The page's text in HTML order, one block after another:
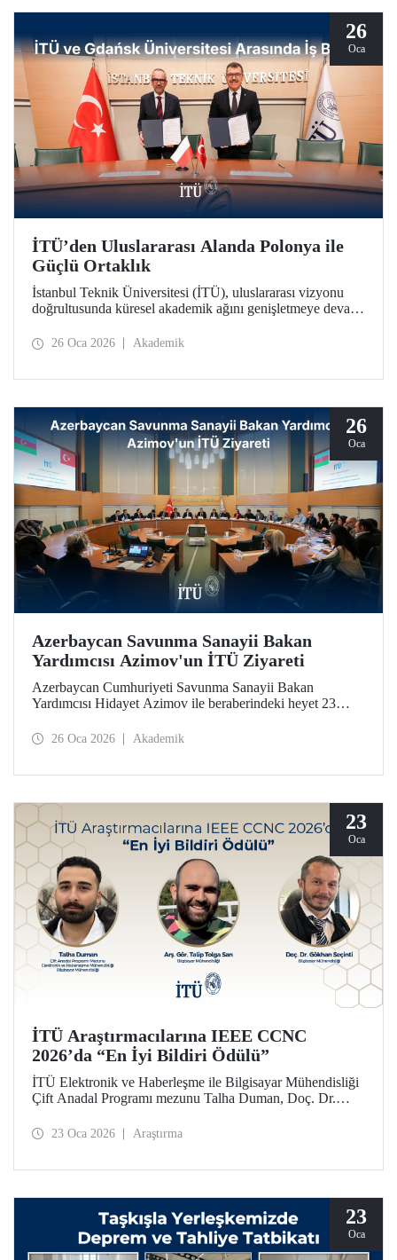
sorumluluk anlayışıyla birlikte ele alıyor.
26
Oca
İTÜ’den Uluslararası Alanda Polonya ile
Güçlü Ortaklık
İstanbul Teknik Üniversitesi (İTÜ), uluslararası vizyonu
doğrultusunda küresel akademik ağını genişletmeye devam
Üniversitesi ile stratejik bir iş birliği protokolü imzalandı.
26 Oca 2026 Akademik
26
Oca
Azerbaycan Savunma Sanayii Bakan
Yardımcısı Azimov'un İTÜ Ziyareti
Azerbaycan Cumhuriyeti Savunma Sanayii Bakan
Yardımcısı Hidayet Azimov ile beraberindeki heyet 23
ziyarette bulundu.
26 Oca 2026 Akademik
23
Oca
İTÜ Araştırmacılarına IEEE CCNC
2026’da “En İyi Bildiri Ödülü”
İTÜ Elektronik ve Haberleşme ile Bilgisayar Mühendisliği
Çift Anadal Programı mezunu Talha Duman, Doç. Dr.
kapsamında, Arş. Gör. Talip Tolga Sarı ile birlikte sunduğu
23 Oca 2026 Araştırma
23
Oca